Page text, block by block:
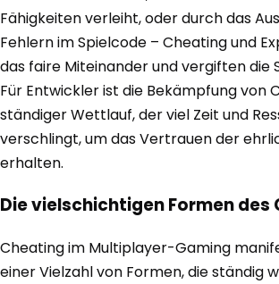
Fähigkeiten verleiht, oder durch das
Fehlern im Spielcode – Cheating und
das faire Miteinander und vergiften die
Für Entwickler ist die Bekämpfung von
ständiger Wettlauf, der viel Zeit und
verschlingt, um das Vertrauen der
erhalten.
Die vielschichtigen Formen des
Cheating im Multiplayer-Gaming
einer Vielzahl von Formen, die ständig